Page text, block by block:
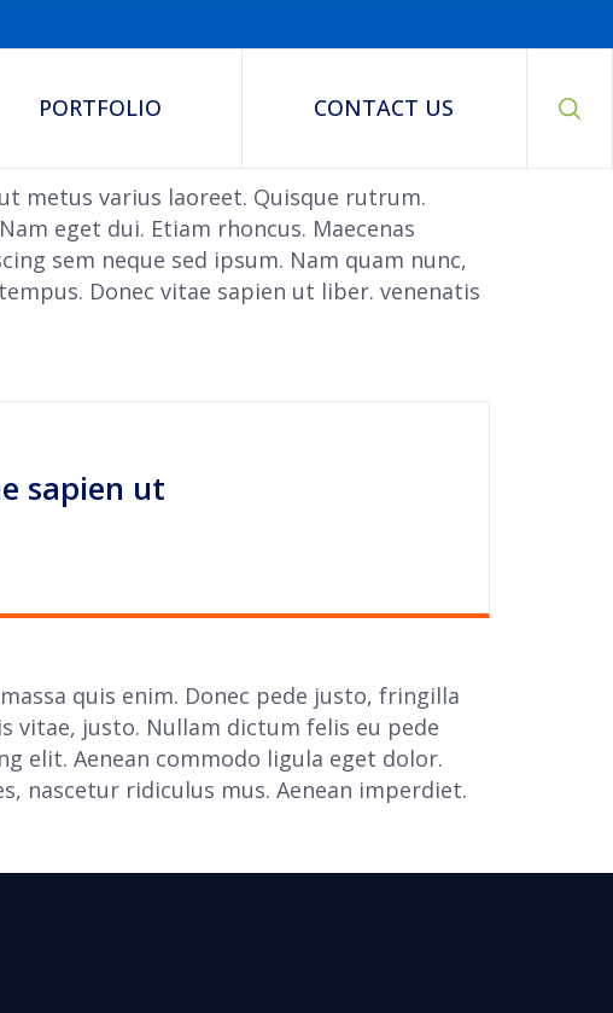
PORTFOLIO CONTACT US
metus varius laoreet. Quisque rutrum.
eget dui. Etiam rhoncus. Maecenas
sem neque sed ipsum. Nam quam nunc,
Donec vitae sapien ut liber. venenatis
sapien ut
quis enim. Donec pede justo, fringilla
vitae, justo. Nullam dictum felis eu pede
elit. Aenean commodo ligula eget dolor.
nascetur ridiculus mus. Aenean imperdiet.